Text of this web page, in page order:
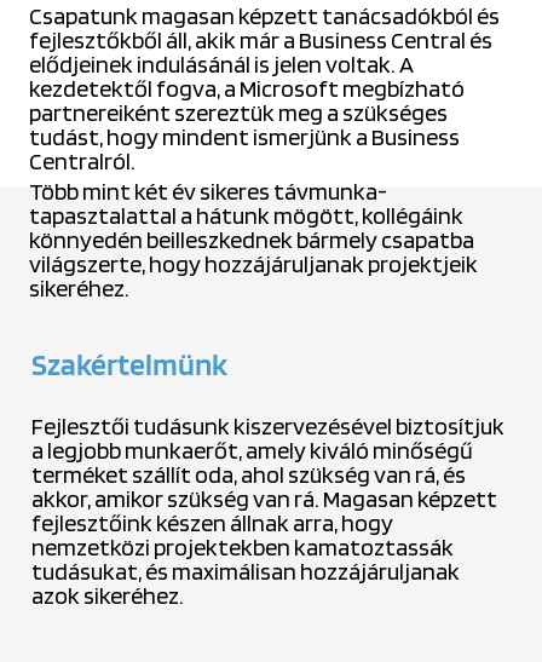
Csapatunk magasan képzett tanácsadókból és
fejlesztőkből áll, akik már a Business Central és
elődjeinek indulásánál is jelen voltak. A
kezdetektől fogva, a Microsoft megbízható
partnereiként szereztük meg a szükséges
tudást, hogy mindent ismerjünk a Business
Centralról.
Több mint két év sikeres távmunka-
tapasztalattal a hátunk mögött, kollégáink
könnyedén beilleszkednek bármely csapatba
világszerte, hogy hozzájáruljanak projektjeik
sikeréhez.
Szakértelmünk
Fejlesztői tudásunk kiszervezésével biztosítjuk
a legjobb munkaerőt, amely kiváló minőségű
terméket szállít oda, ahol szükség van rá, és
akkor, amikor szükség van rá. Magasan képzett
fejlesztőink készen állnak arra, hogy
nemzetközi projektekben kamatoztassák
tudásukat, és maximálisan hozzájáruljanak
azok sikeréhez.